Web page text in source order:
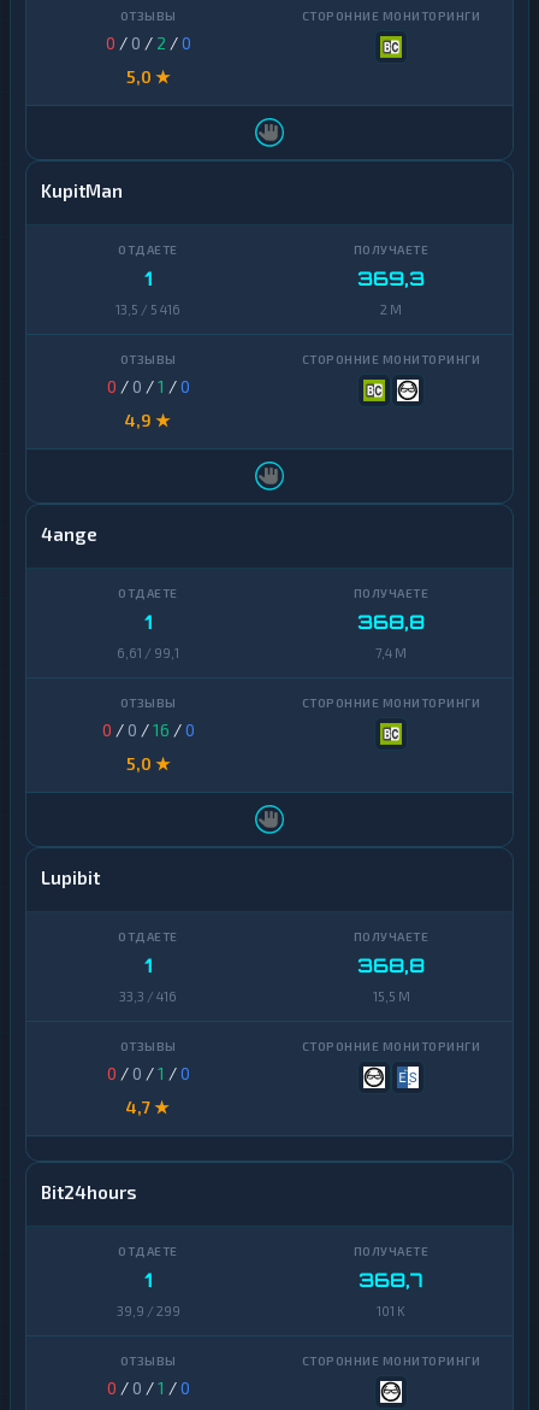
0 / 0 / 2 /0
5,0 ★
KupitMan
1
13,5 / 5 416
369,3
2 M
0 / 0 /1 /0
4,9 ★
4ange
1
6,61 / 99,1
368,8
7,4 M
0 / 0 /16 /0
5,0 ★
Lupibit
1
33,3 / 416
368,8
15,5 M
0 / 0 /1 /0
4,7 ★
Bit24hours
1
39,9 / 299
368,7
101 K
0 / 0 /1 /0